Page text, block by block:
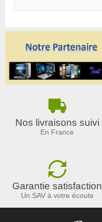
Nos livraisons suivi
En France
Garantie satisfaction
Un SAV à votre écoute